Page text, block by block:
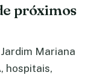
próximos
Mariana
hospitais,